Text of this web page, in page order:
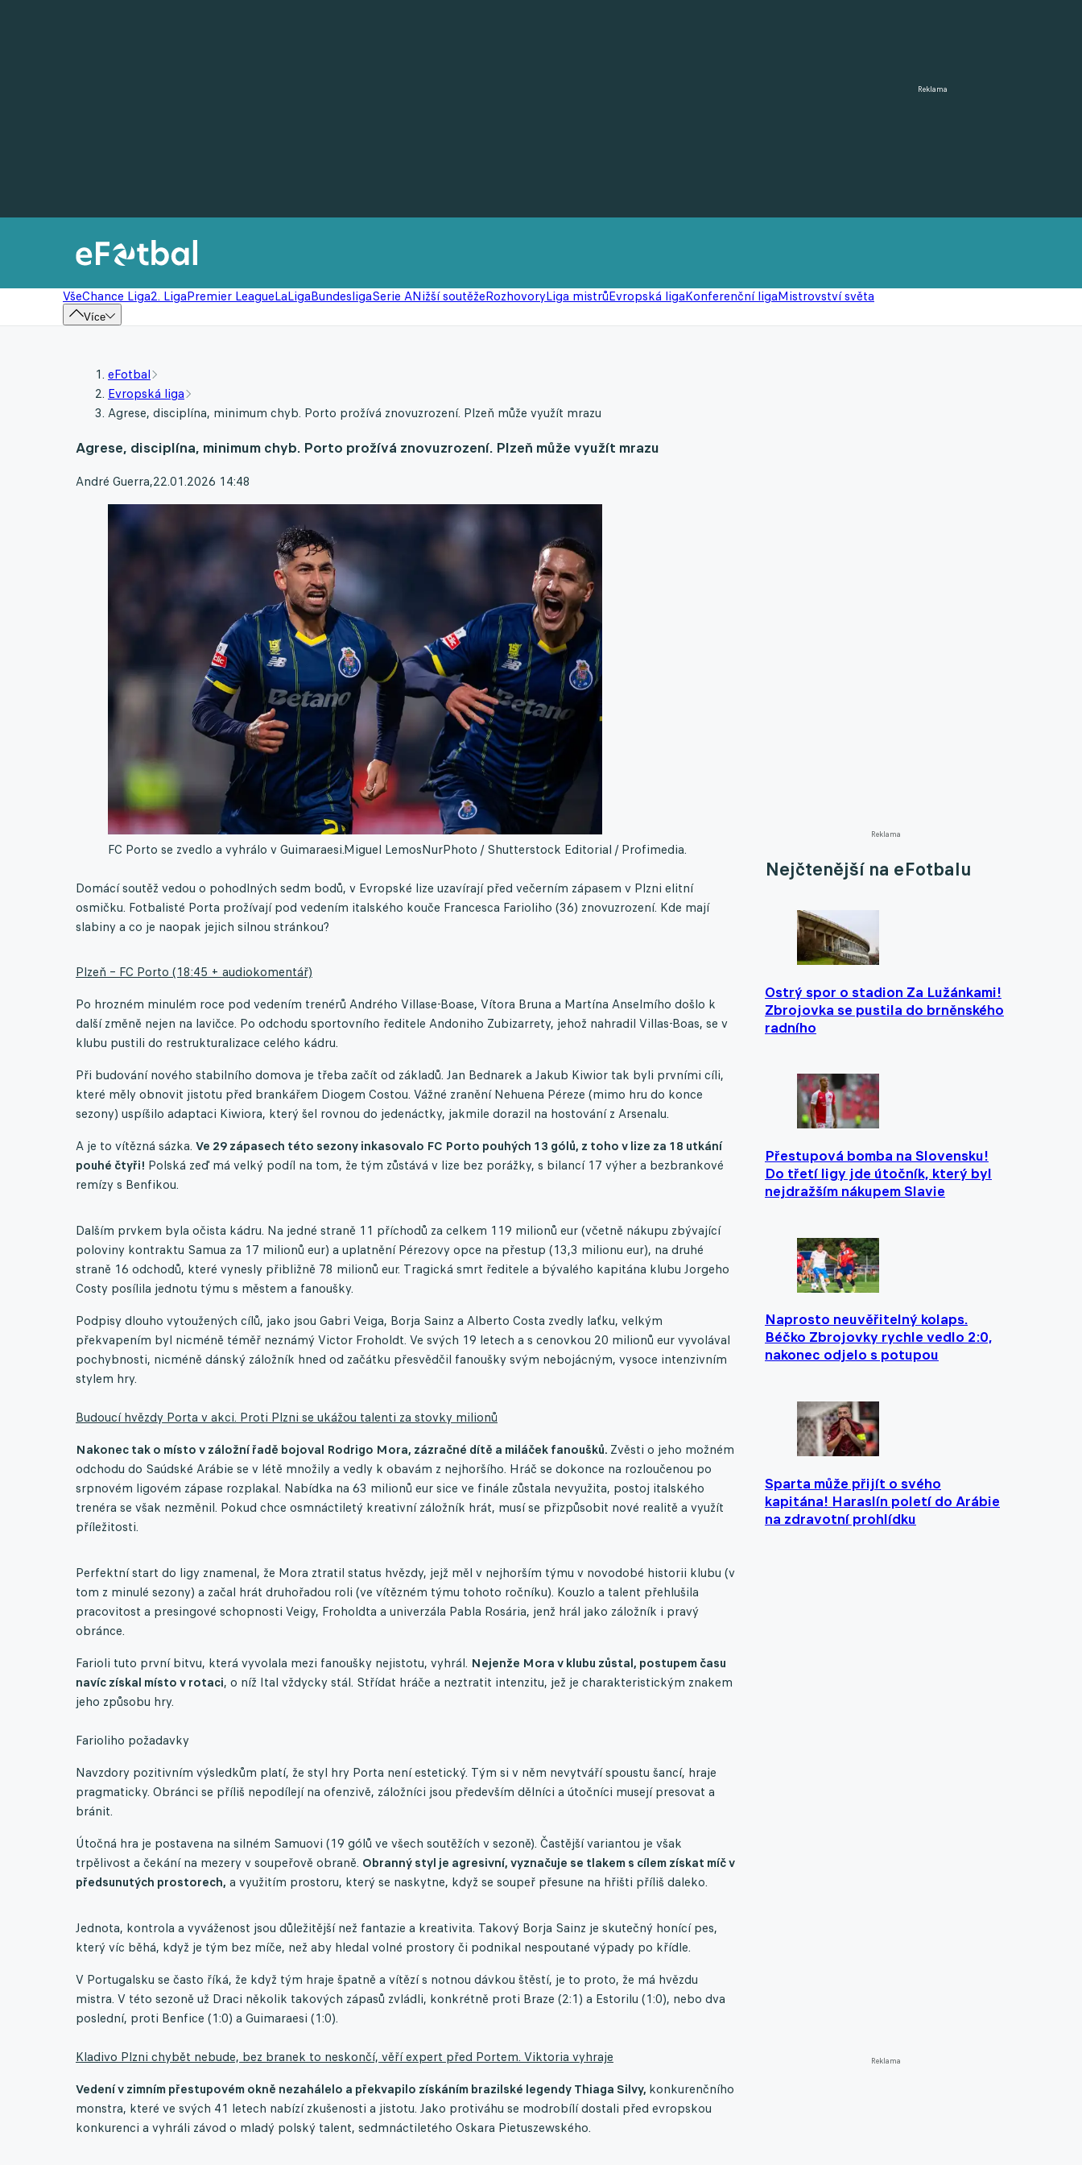
Reklama
VšeChance Liga2. LigaPremier LeagueLaLigaBundesligaSerie ANižší soutěžeRozhovoryLiga mistrůEvropská ligaKonferenční ligaMistrovství světa
Více
Reklama
Nejčtenější na eFotbalu
Ostrý spor o stadion Za Lužánkami!
Zbrojovka se pustila do brněnského
radního
Přestupová bomba na Slovensku!
Do třetí ligy jde útočník, který byl
nejdražším nákupem Slavie
Naprosto neuvěřitelný kolaps.
Béčko Zbrojovky rychle vedlo 2:0,
nakonec odjelo s potupou
Sparta může přijít o svého
kapitána! Haraslín poletí do Arábie
na zdravotní prohlídku
Reklama
eFotbal
Evropská liga
Agrese, disciplína, minimum chyb. Porto prožívá znovuzrození. Plzeň může využít mrazu
Agrese, disciplína, minimum chyb. Porto prožívá znovuzrození. Plzeň může využít mrazu
André Guerra,22.01.2026 14:48
FC Porto se zvedlo a vyhrálo v Guimaraesi.Miguel LemosNurPhoto / Shutterstock Editorial / Profimedia.
Domácí soutěž vedou o pohodlných sedm bodů, v Evropské lize uzavírají před večerním zápasem v Plzni elitní
osmičku. Fotbalisté Porta prožívají pod vedením italského kouče Francesca Farioliho (36) znovuzrození. Kde mají
slabiny a co je naopak jejich silnou stránkou?
Plzeň – FC Porto (18:45 + audiokomentář)
Po hrozném minulém roce pod vedením trenérů Andrého Villase-Boase, Vítora Bruna a Martína Anselmího došlo k
další změně nejen na lavičce. Po odchodu sportovního ředitele Andoniho Zubizarrety, jehož nahradil Villas-Boas, se v
klubu pustili do restrukturalizace celého kádru.
Při budování nového stabilního domova je třeba začít od základů. Jan Bednarek a Jakub Kiwior tak byli prvními cíli,
které měly obnovit jistotu před brankářem Diogem Costou. Vážné zranění Nehuena Péreze (mimo hru do konce
sezony) uspíšilo adaptaci Kiwiora, který šel rovnou do jedenáctky, jakmile dorazil na hostování z Arsenalu.
A je to vítězná sázka. Ve 29 zápasech této sezony inkasovalo FC Porto pouhých 13 gólů, z toho v lize za 18 utkání
pouhé čtyři! Polská zeď má velký podíl na tom, že tým zůstává v lize bez porážky, s bilancí 17 výher a bezbrankové
remízy s Benfikou.
Dalším prvkem byla očista kádru. Na jedné straně 11 příchodů za celkem 119 milionů eur (včetně nákupu zbývající
poloviny kontraktu Samua za 17 milionů eur) a uplatnění Pérezovy opce na přestup (13,3 milionu eur), na druhé
straně 16 odchodů, které vynesly přibližně 78 milionů eur. Tragická smrt ředitele a bývalého kapitána klubu Jorgeho
Costy posílila jednotu týmu s městem a fanoušky.
Podpisy dlouho vytoužených cílů, jako jsou Gabri Veiga, Borja Sainz a Alberto Costa zvedly laťku, velkým
překvapením byl nicméně téměř neznámý Victor Froholdt. Ve svých 19 letech a s cenovkou 20 milionů eur vyvolával
pochybnosti, nicméně dánský záložník hned od začátku přesvědčil fanoušky svým nebojácným, vysoce intenzivním
stylem hry.
Budoucí hvězdy Porta v akci. Proti Plzni se ukážou talenti za stovky milionů
Nakonec tak o místo v záložní řadě bojoval Rodrigo Mora, zázračné dítě a miláček fanoušků. Zvěsti o jeho možném
odchodu do Saúdské Arábie se v létě množily a vedly k obavám z nejhoršího. Hráč se dokonce na rozloučenou po
srpnovém ligovém zápase rozplakal. Nabídka na 63 milionů eur sice ve finále zůstala nevyužita, postoj italského
trenéra se však nezměnil. Pokud chce osmnáctiletý kreativní záložník hrát, musí se přizpůsobit nové realitě a využít
příležitosti.
Perfektní start do ligy znamenal, že Mora ztratil status hvězdy, jejž měl v nejhorším týmu v novodobé historii klubu (v
tom z minulé sezony) a začal hrát druhořadou roli (ve vítězném týmu tohoto ročníku). Kouzlo a talent přehlušila
pracovitost a presingové schopnosti Veigy, Froholdta a univerzála Pabla Rosária, jenž hrál jako záložník i pravý
obránce.
Farioli tuto první bitvu, která vyvolala mezi fanoušky nejistotu, vyhrál. Nejenže Mora v klubu zůstal, postupem času
navíc získal místo v rotaci, o níž Ital vždycky stál. Střídat hráče a neztratit intenzitu, jež je charakteristickým znakem
jeho způsobu hry.
Farioliho požadavky
Navzdory pozitivním výsledkům platí, že styl hry Porta není estetický. Tým si v něm nevytváří spoustu šancí, hraje
pragmaticky. Obránci se příliš nepodílejí na ofenzivě, záložníci jsou především dělníci a útočníci musejí presovat a
bránit.
Útočná hra je postavena na silném Samuovi (19 gólů ve všech soutěžích v sezoně). Častější variantou je však
trpělivost a čekání na mezery v soupeřově obraně. Obranný styl je agresivní, vyznačuje se tlakem s cílem získat míč v
předsunutých prostorech, a využitím prostoru, který se naskytne, když se soupeř přesune na hřišti příliš daleko.
Jednota, kontrola a vyváženost jsou důležitější než fantazie a kreativita. Takový Borja Sainz je skutečný honící pes,
který víc běhá, když je tým bez míče, než aby hledal volné prostory či podnikal nespoutané výpady po křídle.
V Portugalsku se často říká, že když tým hraje špatně a vítězí s notnou dávkou štěstí, je to proto, že má hvězdu
mistra. V této sezoně už Draci několik takových zápasů zvládli, konkrétně proti Braze (2:1) a Estorilu (1:0), nebo dva
poslední, proti Benfice (1:0) a Guimaraesi (1:0).
Kladivo Plzni chybět nebude, bez branek to neskončí, věří expert před Portem. Viktoria vyhraje
Vedení v zimním přestupovém okně nezahálelo a překvapilo získáním brazilské legendy Thiaga Silvy, konkurenčního
monstra, které ve svých 41 letech nabízí zkušenosti a jistotu. Jako protiváhu se modrobílí dostali před evropskou
konkurenci a vyhráli závod o mladý polský talent, sedmnáctiletého Oskara Pietuszewského.